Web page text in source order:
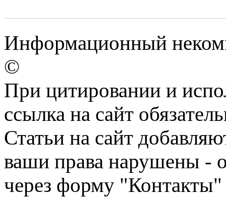
Информационный
©
При цитировании и
ссылка на сайт
Статьи на сайт
ваши права нарушены -
через форму "Контакты"